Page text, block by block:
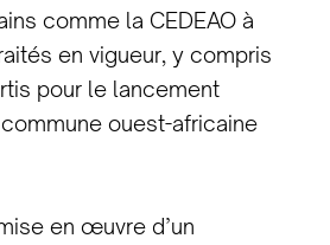
comme la CEDEAO à
en vigueur, y compris
pour le lancement
commune ouest-africaine
en œuvre d’un